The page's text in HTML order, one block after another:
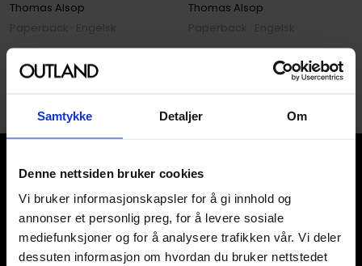
Samtykke Detaljer Om
Denne nettsiden bruker cookies
Vi bruker informasjonskapsler for å gi innhold og
annonser et personlig preg, for å levere sosiale
mediefunksjoner og for å analysere trafikken vår. Vi deler
dessuten informasjon om hvordan du bruker nettstedet
Thomas Alsop
Thomas Alsop
Våre kategorier